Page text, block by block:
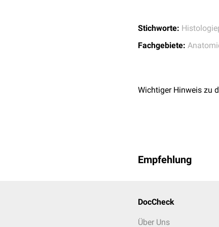
Stichworte:
Fachgebiete:
Wichtiger Hinweis zu
Empfehlung
DocCheck
Über Uns